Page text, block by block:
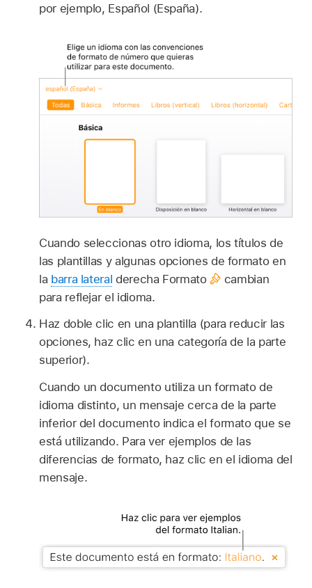
por ejemplo, Español (España).
Cuando seleccionas otro idioma, los títulos de
las plantillas y algunas opciones de formato en
la barra lateral derecha Formato
cambian
para reflejar el idioma.
Haz doble clic en una plantilla (para reducir las
opciones, haz clic en una categoría de la parte
superior).
Cuando un documento utiliza un formato de
idioma distinto, un mensaje cerca de la parte
inferior del documento indica el formato que se
está utilizando. Para ver ejemplos de las
diferencias de formato, haz clic en el idioma del
mensaje.